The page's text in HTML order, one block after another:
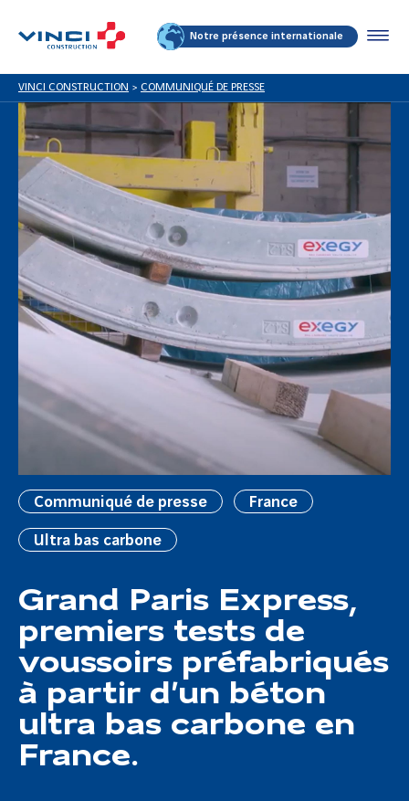
Notre présence internationale
VINCI CONSTRUCTION > COMMUNIQUÉ DE PRESSE
Communiqué de presse France
Ultra bas carbone
Grand Paris Express,
premiers tests de
voussoirs préfabriqués
à partir d’un béton
ultra bas carbone en
France.